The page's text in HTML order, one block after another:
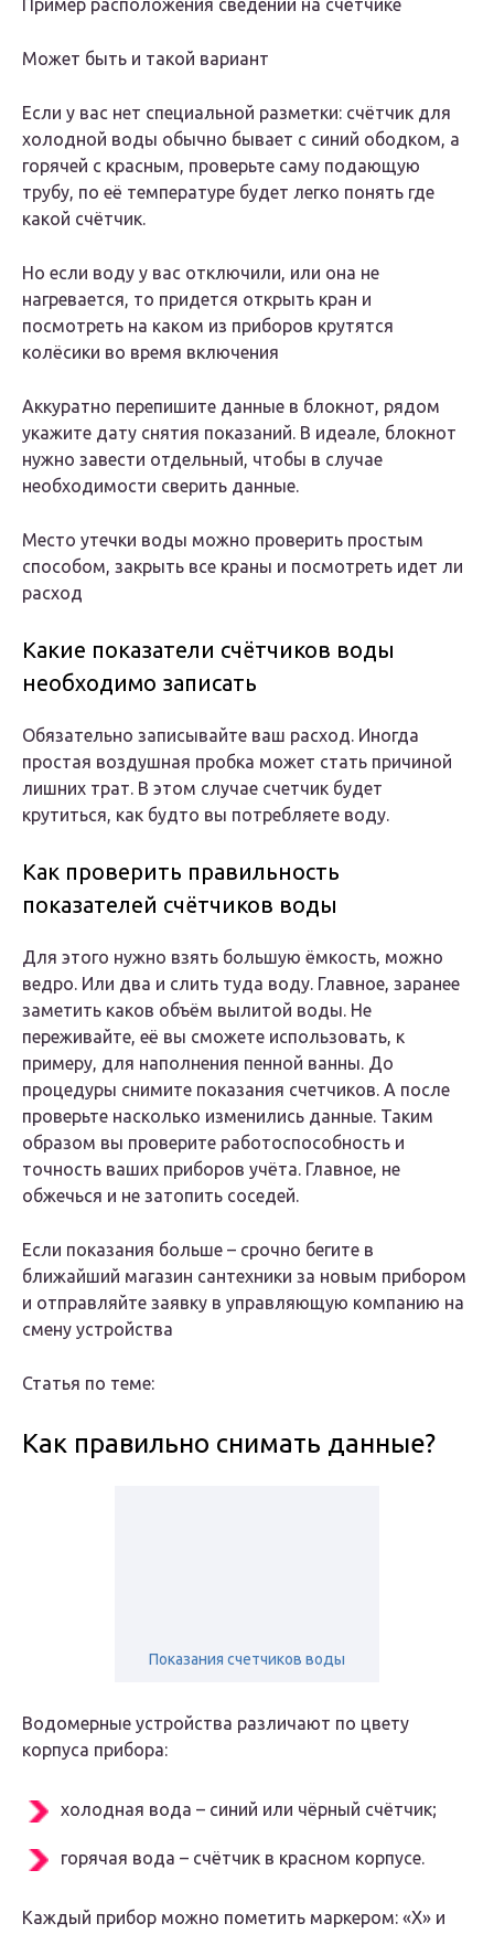
Пример расположения сведений на счётчике
Может быть и такой вариант
Если у вас нет специальной разметки: счётчик для
холодной воды обычно бывает с синий ободком, а
горячей с красным, проверьте саму подающую
трубу, по её температуре будет легко понять где
какой счётчик.
Но если воду у вас отключили, или она не
нагревается, то придется открыть кран и
посмотреть на каком из приборов крутятся
колёсики во время включения
Аккуратно перепишите данные в блокнот, рядом
укажите дату снятия показаний. В идеале, блокнот
нужно завести отдельный, чтобы в случае
необходимости сверить данные.
Место утечки воды можно проверить простым
способом, закрыть все краны и посмотреть идет ли
расход
Какие показатели счётчиков воды
необходимо записать
Обязательно записывайте ваш расход. Иногда
простая воздушная пробка может стать причиной
лишних трат. В этом случае счетчик будет
крутиться, как будто вы потребляете воду.
Как проверить правильность
показателей счётчиков воды
Для этого нужно взять большую ёмкость, можно
ведро. Или два и слить туда воду. Главное, заранее
заметить каков объём вылитой воды. Не
переживайте, её вы сможете использовать, к
примеру, для наполнения пенной ванны. До
процедуры снимите показания счетчиков. А после
проверьте насколько изменились данные. Таким
образом вы проверите работоспособность и
точность ваших приборов учёта. Главное, не
обжечься и не затопить соседей.
Если показания больше – срочно бегите в
ближайший магазин сантехники за новым прибором
и отправляйте заявку в управляющую компанию на
смену устройства
Статья по теме:
Как правильно снимать данные?
Показания счетчиков воды
Водомерные устройства различают по цвету
корпуса прибора:
холодная вода – синий или чёрный счётчик;
горячая вода – счётчик в красном корпусе.
Каждый прибор можно пометить маркером: «Х» и